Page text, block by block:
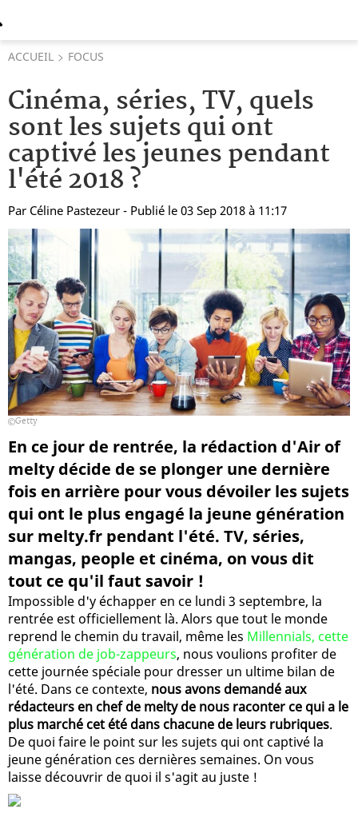
ACCUEIL FOCUS
Cinéma, séries, TV, quels
sont les sujets qui ont
captivé les jeunes pendant
l'été 2018 ?
Par Céline Pastezeur - Publié le 03 Sep 2018 à 11:17
Getty
En ce jour de rentrée, la rédaction d'Air of
melty décide de se plonger une dernière
fois en arrière pour vous dévoiler les sujets
qui ont le plus engagé la jeune génération
sur melty.fr pendant l'été. TV, séries,
mangas, people et cinéma, on vous dit
tout ce qu'il faut savoir !
Impossible d'y échapper en ce lundi 3 septembre, la
rentrée est officiellement là. Alors que tout le monde
reprend le chemin du travail, même les Millennials, cette
génération de job-zappeurs, nous voulions profiter de
cette journée spéciale pour dresser un ultime bilan de
l'été. Dans ce contexte, nous avons demandé aux
rédacteurs en chef de melty de nous raconter ce qui a le
plus marché cet été dans chacune de leurs rubriques.
De quoi faire le point sur les sujets qui ont captivé la
jeune génération ces dernières semaines. On vous
laisse découvrir de quoi il s'agit au juste !